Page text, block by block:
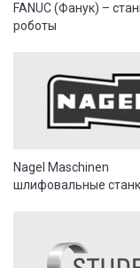
FANUC (Фанук) –
роботы
Nagel Maschinen
шлифовальные